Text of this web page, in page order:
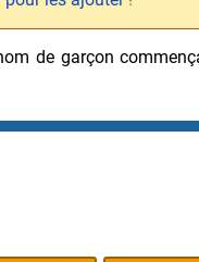
de garçon